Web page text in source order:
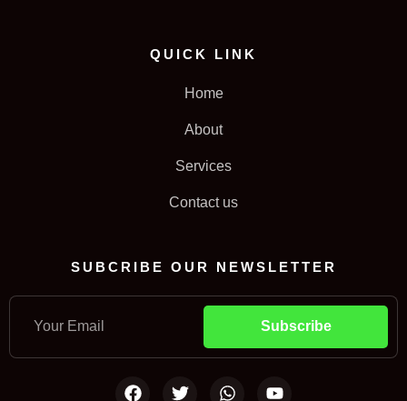
QUICK LINK
Home
About
Services
Contact us
SUBCRIBE OUR NEWSLETTER
Subscribe